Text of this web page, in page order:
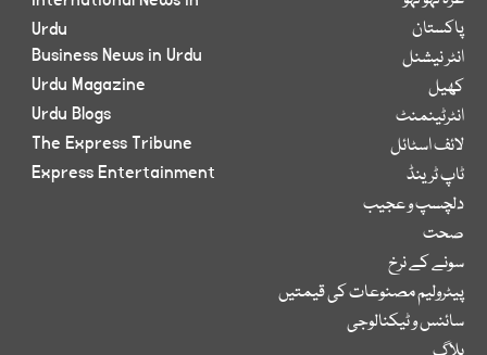
پاکستان
انٹر نیشنل
کھیل
انٹرٹینمنٹ
لائف اسٹائل
ٹاپ ٹرینڈ
دلچسپ و عجیب
صحت
سونے کے نرخ
پیٹرولیم مصنوعات کی قیمتیں
سائنس و ٹیکنالوجی
Urdu
Business News in Urdu
Urdu Magazine
Urdu Blogs
The Express Tribune
Express Entertainment